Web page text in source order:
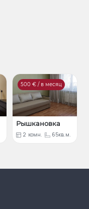
500 € / в месяц
Рышкановка
2 комн. 65кв.м.